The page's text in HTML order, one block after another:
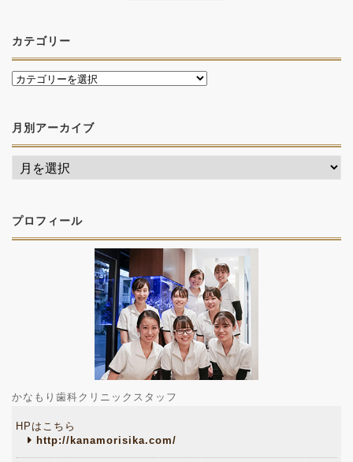
カテゴリー
月別アーカイブ
プロフィール
かなもり歯科クリニックスタッフ
HPはこちら
http://kanamorisika.com/